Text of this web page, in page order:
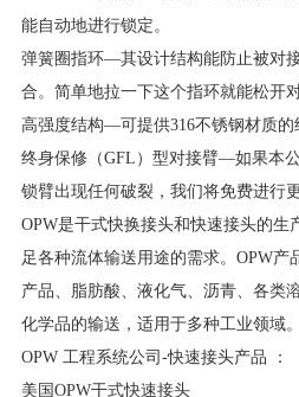
能自动地进行锁定。
弹簧圈指环—其设计结构能防止被对
合。简单地拉一下这个指环就能松开
高强度结构—可提供316不锈钢材质的
终身保修（GFL）型对接臂—如果本
锁臂出现任何破裂，我们将免费进行更
OPW是干式快换接头和快速接头的生
足各种流体输送用途的需求。OPW产
产品、脂肪酸、液化气、沥青、各类
化学品的输送，适用于多种工业领域。
OPW 工程系统公司-快速接头产品 ：
美国OPW干式快速接头